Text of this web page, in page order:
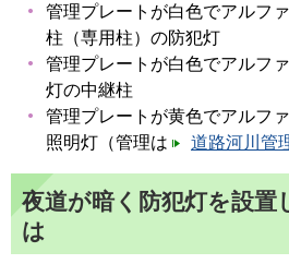
管理プレートが白色でアルフ
柱（専用柱）の防犯灯
管理プレートが白色でアルフ
灯の中継柱
管理プレートが黄色でアルフ
照明灯（管理は
道路河川管
夜道が暗く防犯灯を設置
は